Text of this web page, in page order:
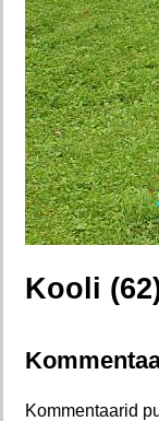
Kooli
Kommentaarid